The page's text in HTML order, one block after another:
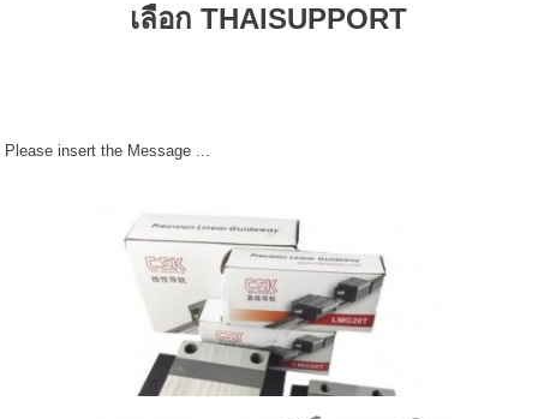
เลือก THAISUPPORT
Please insert the Message ...